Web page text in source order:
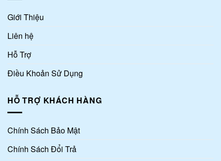
Giới Thiệu
Liên hệ
Hỗ Trợ
Điều Khoản Sử Dụng
HỖ TRỢ KHÁCH HÀNG
Chính Sách Bảo Mật
Chính Sách Đổi Trả